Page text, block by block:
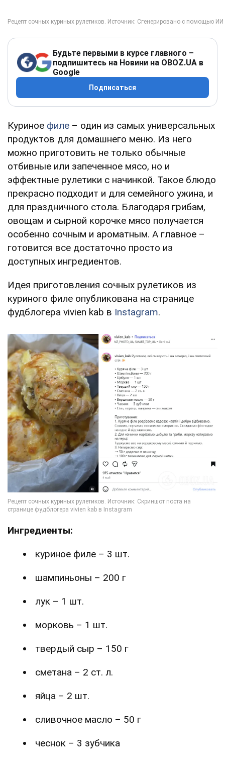
Будьте первыми в курсе главного –
подпишитесь на Новини на OBOZ.UA в
Google
Подписаться
Куриное филе – один из самых универсальных
продуктов для домашнего меню. Из него
можно приготовить не только обычные
отбивные или запеченное мясо, но и
эффектные рулетики с начинкой. Такое блюдо
прекрасно подходит и для семейного ужина, и
для праздничного стола. Благодаря грибам,
овощам и сырной корочке мясо получается
особенно сочным и ароматным. А главное –
готовится все достаточно просто из
доступных ингредиентов.
Идея приготовления сочных рулетиков из
куриного филе опубликована на странице
фудблогера vivien kab в Instagram.
Ингредиенты:
куриное филе – 3 шт.
шампиньоны – 200 г
лук – 1 шт.
морковь – 1 шт.
твердый сыр – 150 г
сметана – 2 ст. л.
яйца – 2 шт.
сливочное масло – 50 г
чеснок – 3 зубчика